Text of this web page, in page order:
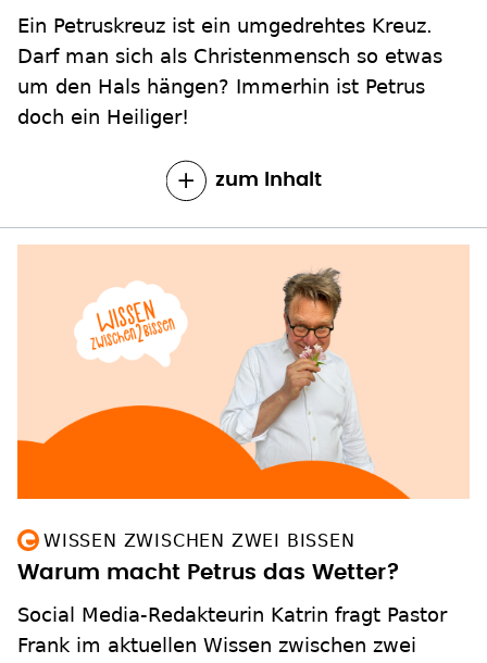
Ein Petruskreuz ist ein umgedrehtes Kreuz.
Darf man sich als Christenmensch so etwas
um den Hals hängen? Immerhin ist Petrus
doch ein Heiliger!
zum Inhalt
WISSEN ZWISCHEN ZWEI BISSEN
Warum macht Petrus das Wetter?
Social Media-Redakteurin Katrin fragt Pastor
Frank im aktuellen Wissen zwischen zwei